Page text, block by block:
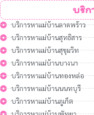
บริก
บริการหาแม่บ้านลาดพร้าว
บริการหาแม่บ้านสุทธิสาร
บริการหาแม่บ้านสุขุมวิท
บริการหาแม่บ้านบางนา
บริการหาแม่บ้านทองหล่อ
บริการหาแม่บ้านนนทบุรี
บริการหาแม่บ้านภูเก็ต